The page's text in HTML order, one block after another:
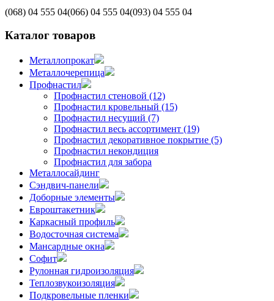
(068) 04 555 04(066) 04 555 04(093) 04 555 04
Каталог товаров
Металлопрокат
Металлочерепица
Профнастил
Профнастил стеновой (12)
Профнастил кровельный (15)
Профнастил несущий (7)
Профнастил весь ассортимент (19)
Профнастил декоративное покрытие (5)
Профнастил некондиция
Профнастил для забора
Металлосайдинг
Сэндвич-панели
Доборные элементы
Евроштакетник
Каркасный профиль
Водосточная система
Мансардные окна
Софит
Рулонная гидроизоляция
Теплозвукоизоляция
Подкровельные пленки